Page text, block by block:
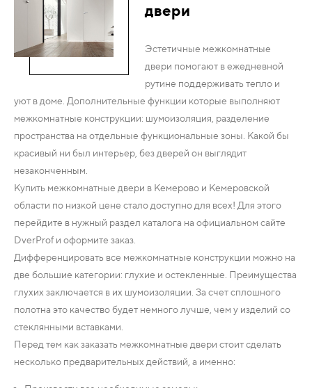
двери
Эстетичные межкомнатные
двери помогают в ежедневной
рутине поддерживать тепло и
уют в доме. Дополнительные функции которые выполняют
межкомнатные конструкции: шумоизоляция, разделение
пространства на отдельные функциональные зоны. Какой бы
красивый ни был интерьер, без дверей он выглядит
незаконченным.
Купить межкомнатные двери в Кемерово и Кемеровской
области по низкой цене стало доступно для всех! Для этого
перейдите в нужный раздел каталога на официальном сайте
DverProf и оформите заказ.
Дифференцировать все межкомнатные конструкции можно на
две большие категории: глухие и остекленные. Преимущества
глухих заключается в их шумоизоляции. За счет сплошного
полотна это качество будет немного лучше, чем у изделий со
стеклянными вставками.
Перед тем как заказать межкомнатные двери стоит сделать
несколько предварительных действий, а именно: